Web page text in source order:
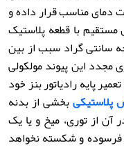
مناسب قرار داده و
مستقیم با قطعه پلاستیک
بازه حرارتی 700 تا 720 درجه سانتی گراد سبب از بین
مجدد این پیوند مولکولی
پایه رادیاتور بنز خود
پلاستیکیبخشی از بدنه
از توری، میخ و یا یک
فرسوده و شکسته نخواهد